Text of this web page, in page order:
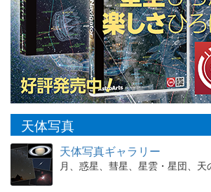
天体写真
天体写真ギャラリー
月、惑星、彗星、星雲・星団、